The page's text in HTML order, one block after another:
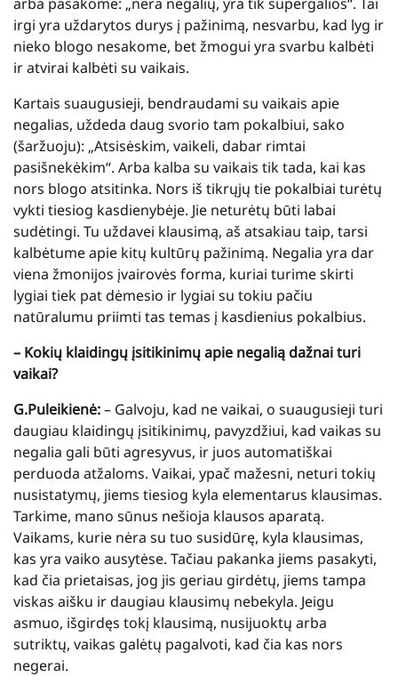
irgi yra uždarytos durys į pažinimą, nesvarbu, kad lyg ir
nieko blogo nesakome, bet žmogui yra svarbu kalbėti
ir atvirai kalbėti su vaikais.
Kartais suaugusieji, bendraudami su vaikais apie
negalias, uždeda daug svorio tam pokalbiui, sako
(šaržuoju): „Atsisėskim, vaikeli, dabar rimtai
pasišnekėkim“. Arba kalba su vaikais tik tada, kai kas
nors blogo atsitinka. Nors iš tikrųjų tie pokalbiai turėtų
vykti tiesiog kasdienybėje. Jie neturėtų būti labai
sudėtingi. Tu uždavei klausimą, aš atsakiau taip, tarsi
kalbėtume apie kitų kultūrų pažinimą. Negalia yra dar
viena žmonijos įvairovės forma, kuriai turime skirti
lygiai tiek pat dėmesio ir lygiai su tokiu pačiu
natūralumu priimti tas temas į kasdienius pokalbius.
– Kokių klaidingų įsitikinimų apie negalią dažnai turi
vaikai?
G.Puleikienė:– Galvoju, kad ne vaikai, o suaugusieji turi
daugiau klaidingų įsitikinimų, pavyzdžiui, kad vaikas su
negalia gali būti agresyvus, ir juos automatiškai
perduoda atžaloms. Vaikai, ypač mažesni, neturi tokių
nusistatymų, jiems tiesiog kyla elementarus klausimas.
Tarkime, mano sūnus nešioja klausos aparatą.
Vaikams, kurie nėra su tuo susidūrę, kyla klausimas,
kas yra vaiko ausytėse. Tačiau pakanka jiems pasakyti,
kad čia prietaisas, jog jis geriau girdėtų, jiems tampa
viskas aišku ir daugiau klausimų nebekyla. Jeigu
asmuo, išgirdęs tokį klausimą, nusijuoktų arba
sutriktų, vaikas galėtų pagalvoti, kad čia kas nors
negerai.